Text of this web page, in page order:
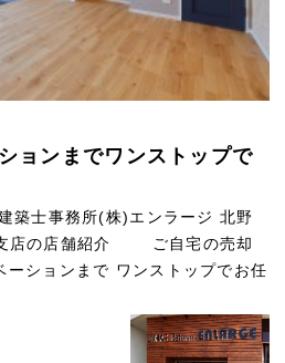
ョンまでワンストップで
築士事務所(株)エンラージ 北野
店の店舗紹介 ご自宅の売却
ーションまで ワンストップでお任